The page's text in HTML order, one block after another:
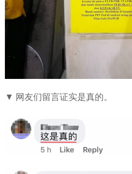
▼ 网友们留言证实是真的。